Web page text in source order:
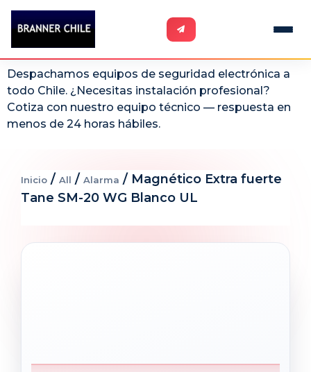
Despachamos equipos de seguridad electrónica a
todo Chile. ¿Necesitas instalación profesional?
Cotiza con nuestro equipo técnico — respuesta en
menos de 24 horas hábiles.
Inicio / All / Alarma / Magnético Extra fuerte
Tane SM-20 WG Blanco UL